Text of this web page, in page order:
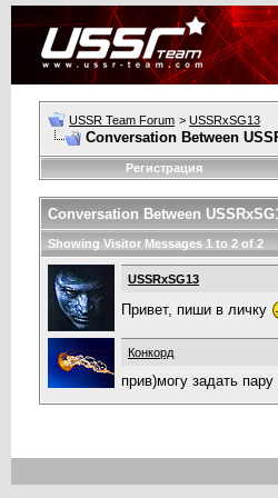
USSR Team Forum > USSRxSG13
Conversation Between
Регистрация
Conversation Between
Showing Visitor Messages 1 to 2 of 2
USSRxSG13
Привет, пиши в личку
Конкорд
прив)могу задать